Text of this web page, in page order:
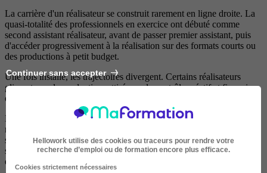
La carrière d'un réalisateur se construit rarement en ligne droite. La
quasi-totalité des professionnels en exercice ont débuté comme
second assistant réalisateur, avant de passer premier assistant, puis
d'accéder progressivement à la réalisation sur des formats courts ou
des productions à petit budget.
Une fois installé, les trajectoires divergent. Certains réalisateurs
glissent vers la production, attirés par le contrôle créatif et financier
que ce rôle procure, sans nécessairement abandonner la caméra.
D'autres choisissent de se spécialiser : la publicité et le contenu de
marque offrent des revenus stables et des budgets techniques
souvent supérieurs à ceux du cinéma indépendant. Le documentaire
suit sa propre logique, avec ses circuits de financement spécifiques
et ses festivals dédiés.
Continuer sans accepter
Hellowork utilise des cookies ou traceurs pour rendre votre
recherche d’emploi ou de formation encore plus efficace.
Cookies strictement nécessaires